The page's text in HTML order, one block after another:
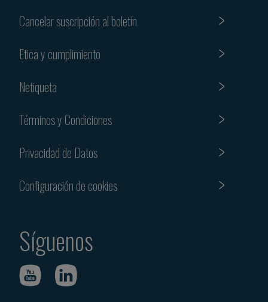
Cancelar suscripción al boletín
Etica y cumplimiento
Netiqueta
Términos y Condiciones
Privacidad de Datos
Configuración de cookies
Síguenos